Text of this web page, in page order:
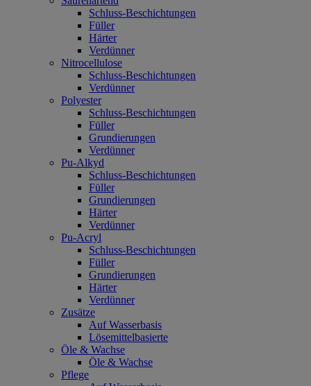
Schluss-Beschichtungen
Füller
Härter
Verdünner
Nitrocellulose
Schluss-Beschichtungen
Verdünner
Polyester
Schluss-Beschichtungen
Füller
Grundierungen
Verdünner
Pu-Alkyd
Schluss-Beschichtungen
Füller
Grundierungen
Härter
Verdünner
Pu-Acryl
Schluss-Beschichtungen
Füller
Grundierungen
Härter
Verdünner
Zusätze
Auf Wasserbasis
Lösemittelbasierte
Öle & Wachse
Öle & Wachse
Pflege